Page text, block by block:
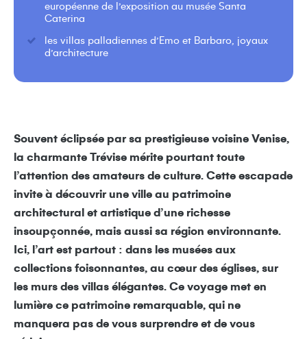
Souvent éclipsée par sa prestigieuse voisine Venise,
la charmante Trévise mérite pourtant toute
l’attention des amateurs de culture. Cette escapade
invite à découvrir une ville au patrimoine
architectural et artistique d’une richesse
insoupçonnée, mais aussi sa région environnante.
Ici, l’art est partout : dans les musées aux
collections foisonnantes, au cœur des églises, sur
les murs des villas élégantes. Ce voyage met en
lumière ce patrimoine remarquable, qui ne
manquera pas de vous surprendre et de vous
européenne de l’exposition au musée Santa
Caterina
les villas palladiennes d’Emo et Barbaro, joyaux
d’architecture